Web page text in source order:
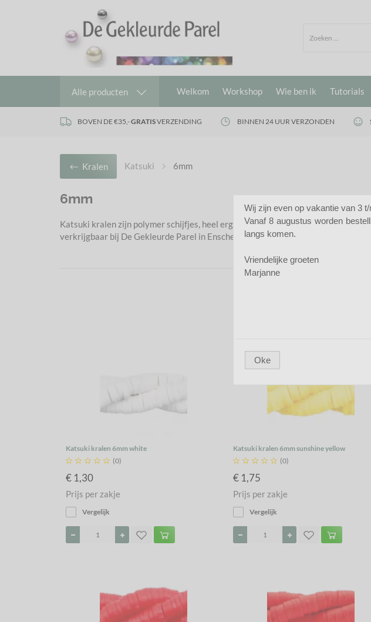
Alle producten Welkom Workshop Wie ben ik Tutorials
BOVEN DE €35,-GRATISVERZENDING BINNEN 24 UUR VERZONDEN
Kralen Katsuki 6mm
6mm
Katsuki kralen zijn polymer schijfjes, heel erg leuk te gebruiken in armbandjes
verkrijgbaar bij De Gekleurde Parel in Enschede.
Katsuki kralen 6mm white
     (0)
€ 1,30
Prijs per zakje
Vergelijk
Katsuki kralen 6mm sunshine yellow
     (0)
€ 1,75
Prijs per zakje
Vergelijk
Wij zijn even op vakantie van 3
Vanaf 8 augustus worden
langs komen.
Vriendelijke groeten
Marjanne
Oke